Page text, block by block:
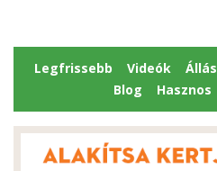
Legfrissebb Videók Állás
Blog
Hasznos